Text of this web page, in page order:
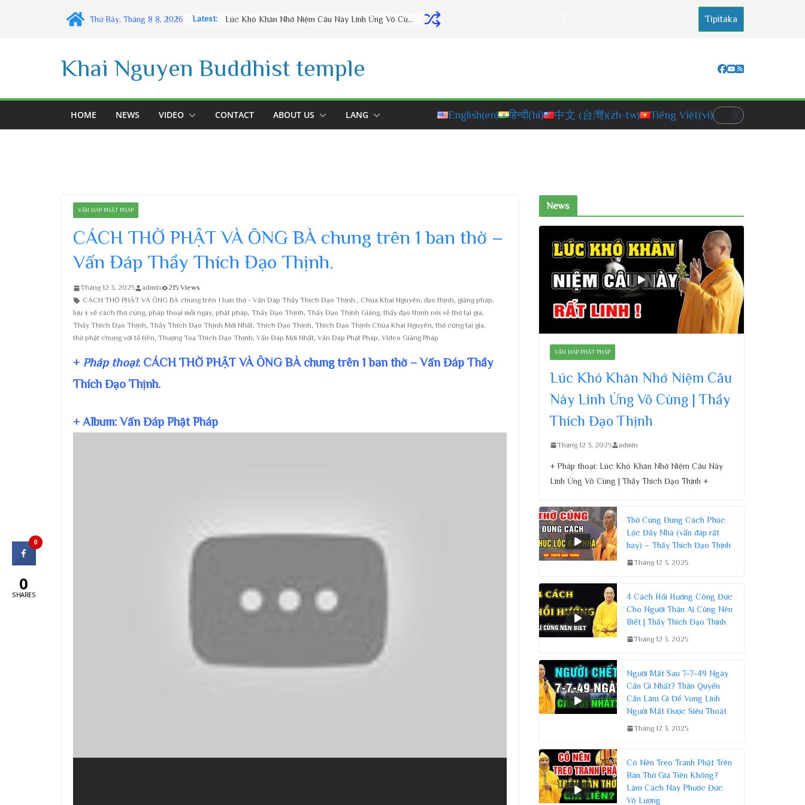
Thứ Bảy, Tháng 8 8, 2026 Latest: Thờ Cúng Đúng Cách Phúc Lộc Đầy Nhà (vấn đáp rất hay) – Thầy Thích Đạo Thịnh Tipitaka
Khai Nguyen Buddhist temple
HOME NEWS VIDEO CONTACT ABOUT US LANG English(en) हिन्दी(hi) 中文 (台灣)(zh-tw) Tiếng Việt(vi)
VẤN ĐÁP PHẬT PHÁP
CÁCH THỜ PHẬT VÀ ÔNG BÀ chung trên 1 ban thờ –
Vấn Đáp Thầy Thích Đạo Thịnh.
Tháng 12 3, 2025 admin
215 Views
CÁCH THỜ PHẬT VÀ ÔNG BÀ chung trên 1 ban thờ - Vấn Đáp Thầy Thích Đạo Thịnh., Chùa Khai Nguyên, đạo thịnh, giảng pháp,
lưu ý về cách thờ cúng, pháp thoại mỗi ngày, phật pháp, Thầy Đạo Thịnh, Thầy Đạo Thịnh Giảng, thầy đạo thịnh nói về thờ tại gia,
Thầy Thích Đạo Thịnh, Thầy Thích Đạo Thịnh Mới Nhất, Thích Đạo Thịnh, Thích Đạo Thịnh Chùa Khai Nguyên, thờ cúng tại gia,
thờ phật chung với tổ tiên, Thượng Toạ Thích Đạo Thịnh, Vấn Đáp Mới Nhất, Vấn Đáp Phật Pháp, Video Giảng Pháp
+ Pháp thoại: CÁCH THỜ PHẬT VÀ ÔNG BÀ chung trên 1 ban thờ – Vấn Đáp Thầy
Thích Đạo Thịnh.
+ Album: Vấn Đáp Phật Pháp
News
VẤN ĐÁP PHẬT PHÁP
Lúc Khó Khăn Nhớ Niệm Câu
Này Linh Ứng Vô Cùng | Thầy
Thích Đạo Thịnh
Tháng 12 3, 2025 admin
+ Pháp thoại: Lúc Khó Khăn Nhớ Niệm Câu Này
Linh Ứng Vô Cùng | Thầy Thích Đạo Thịnh +
Thờ Cúng Đúng Cách Phúc
Lộc Đầy Nhà (vấn đáp rất
hay) – Thầy Thích Đạo Thịnh
Tháng 12 3, 2025
4 Cách Hồi Hướng Công Đức
Cho Người Thân Ai Cũng Nên
Biết | Thầy Thích Đạo Thịnh
Tháng 12 3, 2025
Người Mất Sau 7-7-49 Ngày
Cần Gì Nhất? Thân Quyến
Cần Làm Gì Để Vong Linh
Người Mất Được Siêu Thoát
Tháng 12 3, 2025
Có Nên Treo Tranh Phật Trên
Bàn Thờ Gia Tiên Không?
Làm Cách Này Phước Đức
Vô Lượng
0
0
SHARES